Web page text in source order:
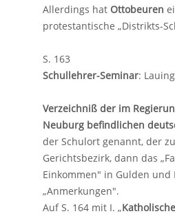
Allerdings hat Ottobeuren
protestantische „Distrikts-
S. 163
Schullehrer-Seminar:
Verzeichniß der im
Neuburg befindlichen
der Schulort genannt, der
Gerichtsbezirk, dann das
Einkommen" in Gulden und
„Anmerkungen".
Auf S. 164 mit I. „